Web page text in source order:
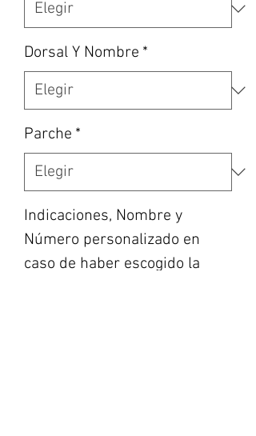
Dorsal Y Nombre *
Parche *
Indicaciones, Nombre y
Número personalizado en
caso de haber escogido la